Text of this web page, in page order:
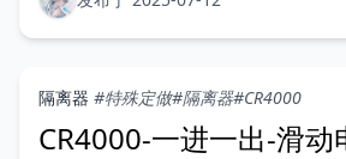
隔离器 #特殊定做#隔离器#CR4000
CR4000-一进一出-滑动